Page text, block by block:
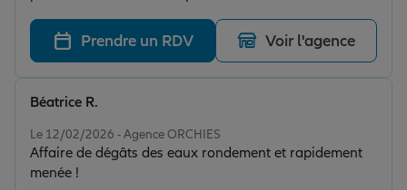
maison Je recommande !
Prendre un RDV Voir l'agence
Le 12/02/2026 - Agence ORCHIES
Affaire de dégâts des eaux rondement et rapidement
menée !
Béatrice R.